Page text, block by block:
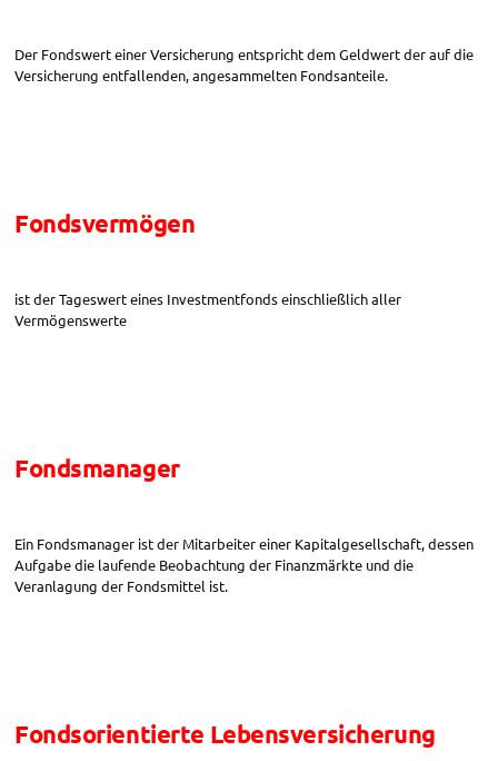
Der Fondswert einer Versicherung entspricht dem Geldwert der auf die
Versicherung entfallenden, angesammelten Fondsanteile.
Fondsvermögen
ist der Tageswert eines Investmentfonds einschließlich aller
Vermögenswerte
Fondsmanager
Ein Fondsmanager ist der Mitarbeiter einer Kapitalgesellschaft, dessen
Aufgabe die laufende Beobachtung der Finanzmärkte und die
Veranlagung der Fondsmittel ist.
Fondsorientierte Lebensversicherung